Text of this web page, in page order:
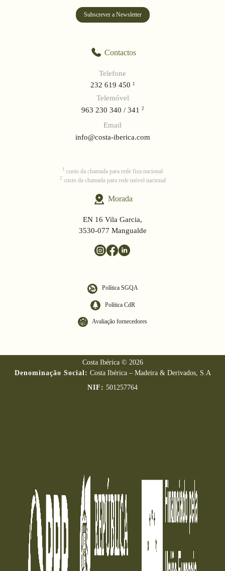
Subscrever a Newsletter
Contactos
Telefone
232 619 450 1
Telemóvel
963 230 340 / 341
2
Email
info@costa-iberica.com
1 custo da chamada para rede fixa nacional
2 custo da chamada para rede móvel nacional
Morada
EN 16 Vila Garcia,
3530-077 Mangualde
Política SGQA
Política CdR
Avaliação fornecedores
Costa Ibérica © 2026
Denominação Social: Costa Ibérica – Madeira & Derivados, S.A
NIF: 501257764